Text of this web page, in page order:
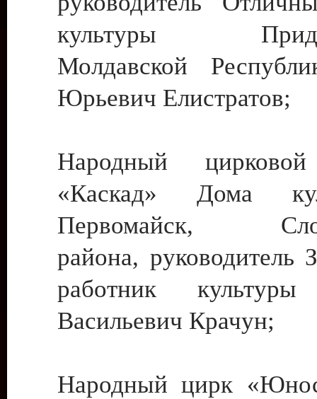
культуры
Молдавской
Юрьевич Елистратов;
Народный цирковой
«Каскад» Дома
Первомайск,
района, руководитель
работник культуры
Васильевич Крачун;
Народный цирк